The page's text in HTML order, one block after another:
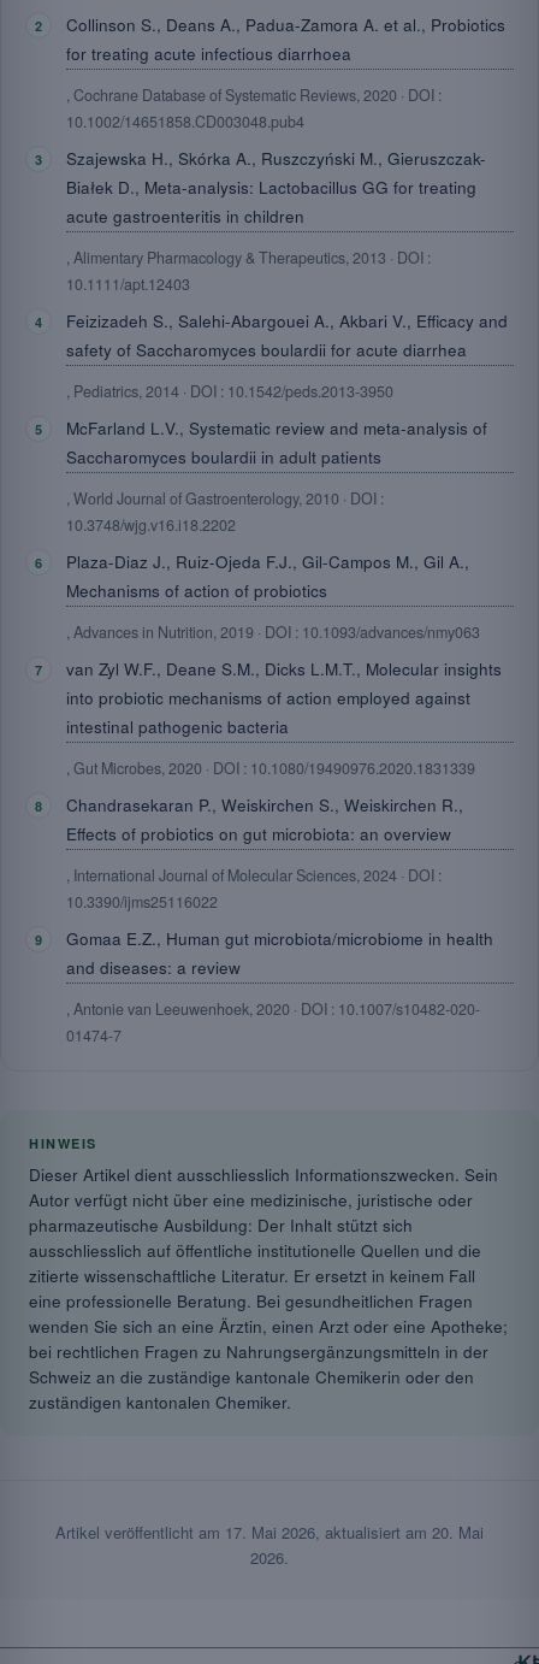
Collinson S., Deans A., Padua-Zamora A. et al., Probiotics
for treating acute infectious diarrhoea
, Cochrane Database of Systematic Reviews, 2020 · DOI :
10.1002/14651858.CD003048.pub4
Szajewska H., Skórka A., Ruszczyński M., Gieruszczak-
Białek D., Meta-analysis: Lactobacillus GG for treating
acute gastroenteritis in children
, Alimentary Pharmacology & Therapeutics, 2013 · DOI :
10.1111/apt.12403
Feizizadeh S., Salehi-Abargouei A., Akbari V., Efficacy and
safety of Saccharomyces boulardii for acute diarrhea
, Pediatrics, 2014 · DOI : 10.1542/peds.2013-3950
McFarland L.V., Systematic review and meta-analysis of
Saccharomyces boulardii in adult patients
, World Journal of Gastroenterology, 2010 · DOI :
10.3748/wjg.v16.i18.2202
Plaza-Diaz J., Ruiz-Ojeda F.J., Gil-Campos M., Gil A.,
Mechanisms of action of probiotics
, Advances in Nutrition, 2019 · DOI : 10.1093/advances/nmy063
van Zyl W.F., Deane S.M., Dicks L.M.T., Molecular insights
into probiotic mechanisms of action employed against
intestinal pathogenic bacteria
, Gut Microbes, 2020 · DOI : 10.1080/19490976.2020.1831339
Chandrasekaran P., Weiskirchen S., Weiskirchen R.,
Effects of probiotics on gut microbiota: an overview
, International Journal of Molecular Sciences, 2024 · DOI :
10.3390/ijms25116022
Gomaa E.Z., Human gut microbiota/microbiome in health
and diseases: a review
, Antonie van Leeuwenhoek, 2020 · DOI : 10.1007/s10482-020-
01474-7
HINWEIS
Dieser Artikel dient ausschliesslich Informationszwecken. Sein
Autor verfügt nicht über eine medizinische, juristische oder
pharmazeutische Ausbildung: Der Inhalt stützt sich
ausschliesslich auf öffentliche institutionelle Quellen und die
zitierte wissenschaftliche Literatur. Er ersetzt in keinem Fall
eine professionelle Beratung. Bei gesundheitlichen Fragen
wenden Sie sich an eine Ärztin, einen Arzt oder eine Apotheke;
bei rechtlichen Fragen zu Nahrungsergänzungsmitteln in der
Schweiz an die zuständige kantonale Chemikerin oder den
zuständigen kantonalen Chemiker.
Artikel veröffentlicht am 17. Mai 2026 , aktualisiert am 20. Mai
2026